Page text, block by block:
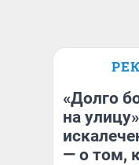
«Долго
на
— о том,